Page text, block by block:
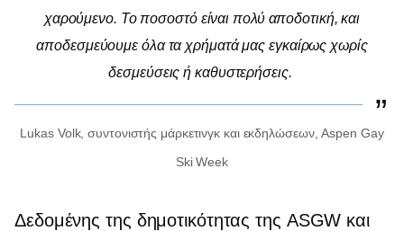
χαρούμενο. Το ποσοστό είναι πολύ αποδοτική, και
αποδεσμεύουμε όλα τα χρήματά μας εγκαίρως χωρίς
δεσμεύσεις ή καθυστερήσεις.
Lukas Volk, συντονιστής μάρκετινγκ και εκδηλώσεων, Aspen Gay
Ski Week
Δεδομένης της δημοτικότητας της ASGW και